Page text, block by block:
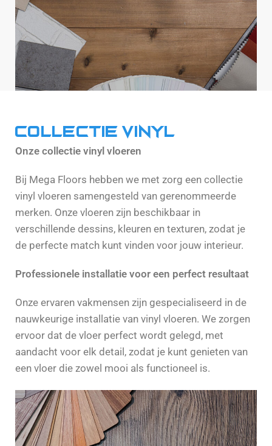
Collectie vinyl
Onze collectie vinyl vloeren
Bij Mega Floors hebben we met zorg een collectie
vinyl vloeren samengesteld van gerenommeerde
merken. Onze vloeren zijn beschikbaar in
verschillende dessins, kleuren en texturen, zodat je
de perfecte match kunt vinden voor jouw interieur.
Professionele installatie voor een perfect resultaat
Onze ervaren vakmensen zijn gespecialiseerd in de
nauwkeurige installatie van vinyl vloeren. We zorgen
ervoor dat de vloer perfect wordt gelegd, met
aandacht voor elk detail, zodat je kunt genieten van
een vloer die zowel mooi als functioneel is.